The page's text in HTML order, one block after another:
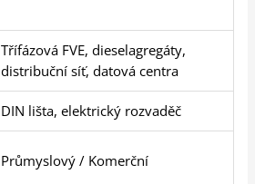
Třífázová FVE, dieselagregáty,
distribuční síť, datová centra
DIN lišta, elektrický rozvaděč
Průmyslový / Komerční